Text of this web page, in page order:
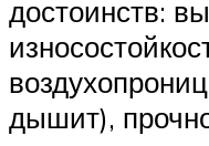
достоинств:
дышит),